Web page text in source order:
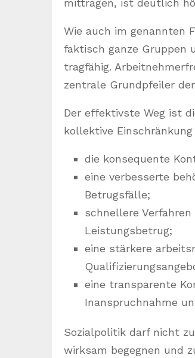
Wie auch im genannten
faktisch ganze Gruppen
tragfähig.
zentrale Grundpfeiler
Der effektivste Weg ist
kollektive
die konsequente
eine verbesserte
Betrugsfälle;
schnellere
Leistungsbetrug;
eine stärkere
eine transparente
Inanspruchnahme
Sozialpolitik darf nicht
wirksam begegnen und